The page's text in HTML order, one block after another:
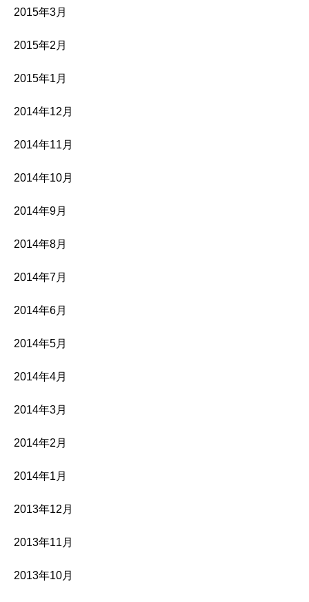
2015年3月
2015年2月
2015年1月
2014年12月
2014年11月
2014年10月
2014年9月
2014年8月
2014年7月
2014年6月
2014年5月
2014年4月
2014年3月
2014年2月
2014年1月
2013年12月
2013年11月
2013年10月